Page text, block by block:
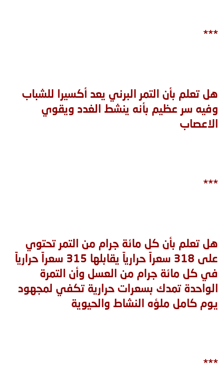
***
هل تعلم بأن التمر البرني يعد أكسيرا للشباب
وفيه سر عظيم بأنه ينشط الغدد ويقوي
الاعصاب
***
هل تعلم بأن كل مائة جرام من التمر تحتوي
على 318 ‏سعراً حرارياً يقابلها 315 ‏سعراً حرارياً
في كل مائة جرام من العسل وأن التمرة
الواحدة تمدك بسعرات حرارية تكفي لمجهود
يوم كامل ملؤه النشاط والحيوية
***